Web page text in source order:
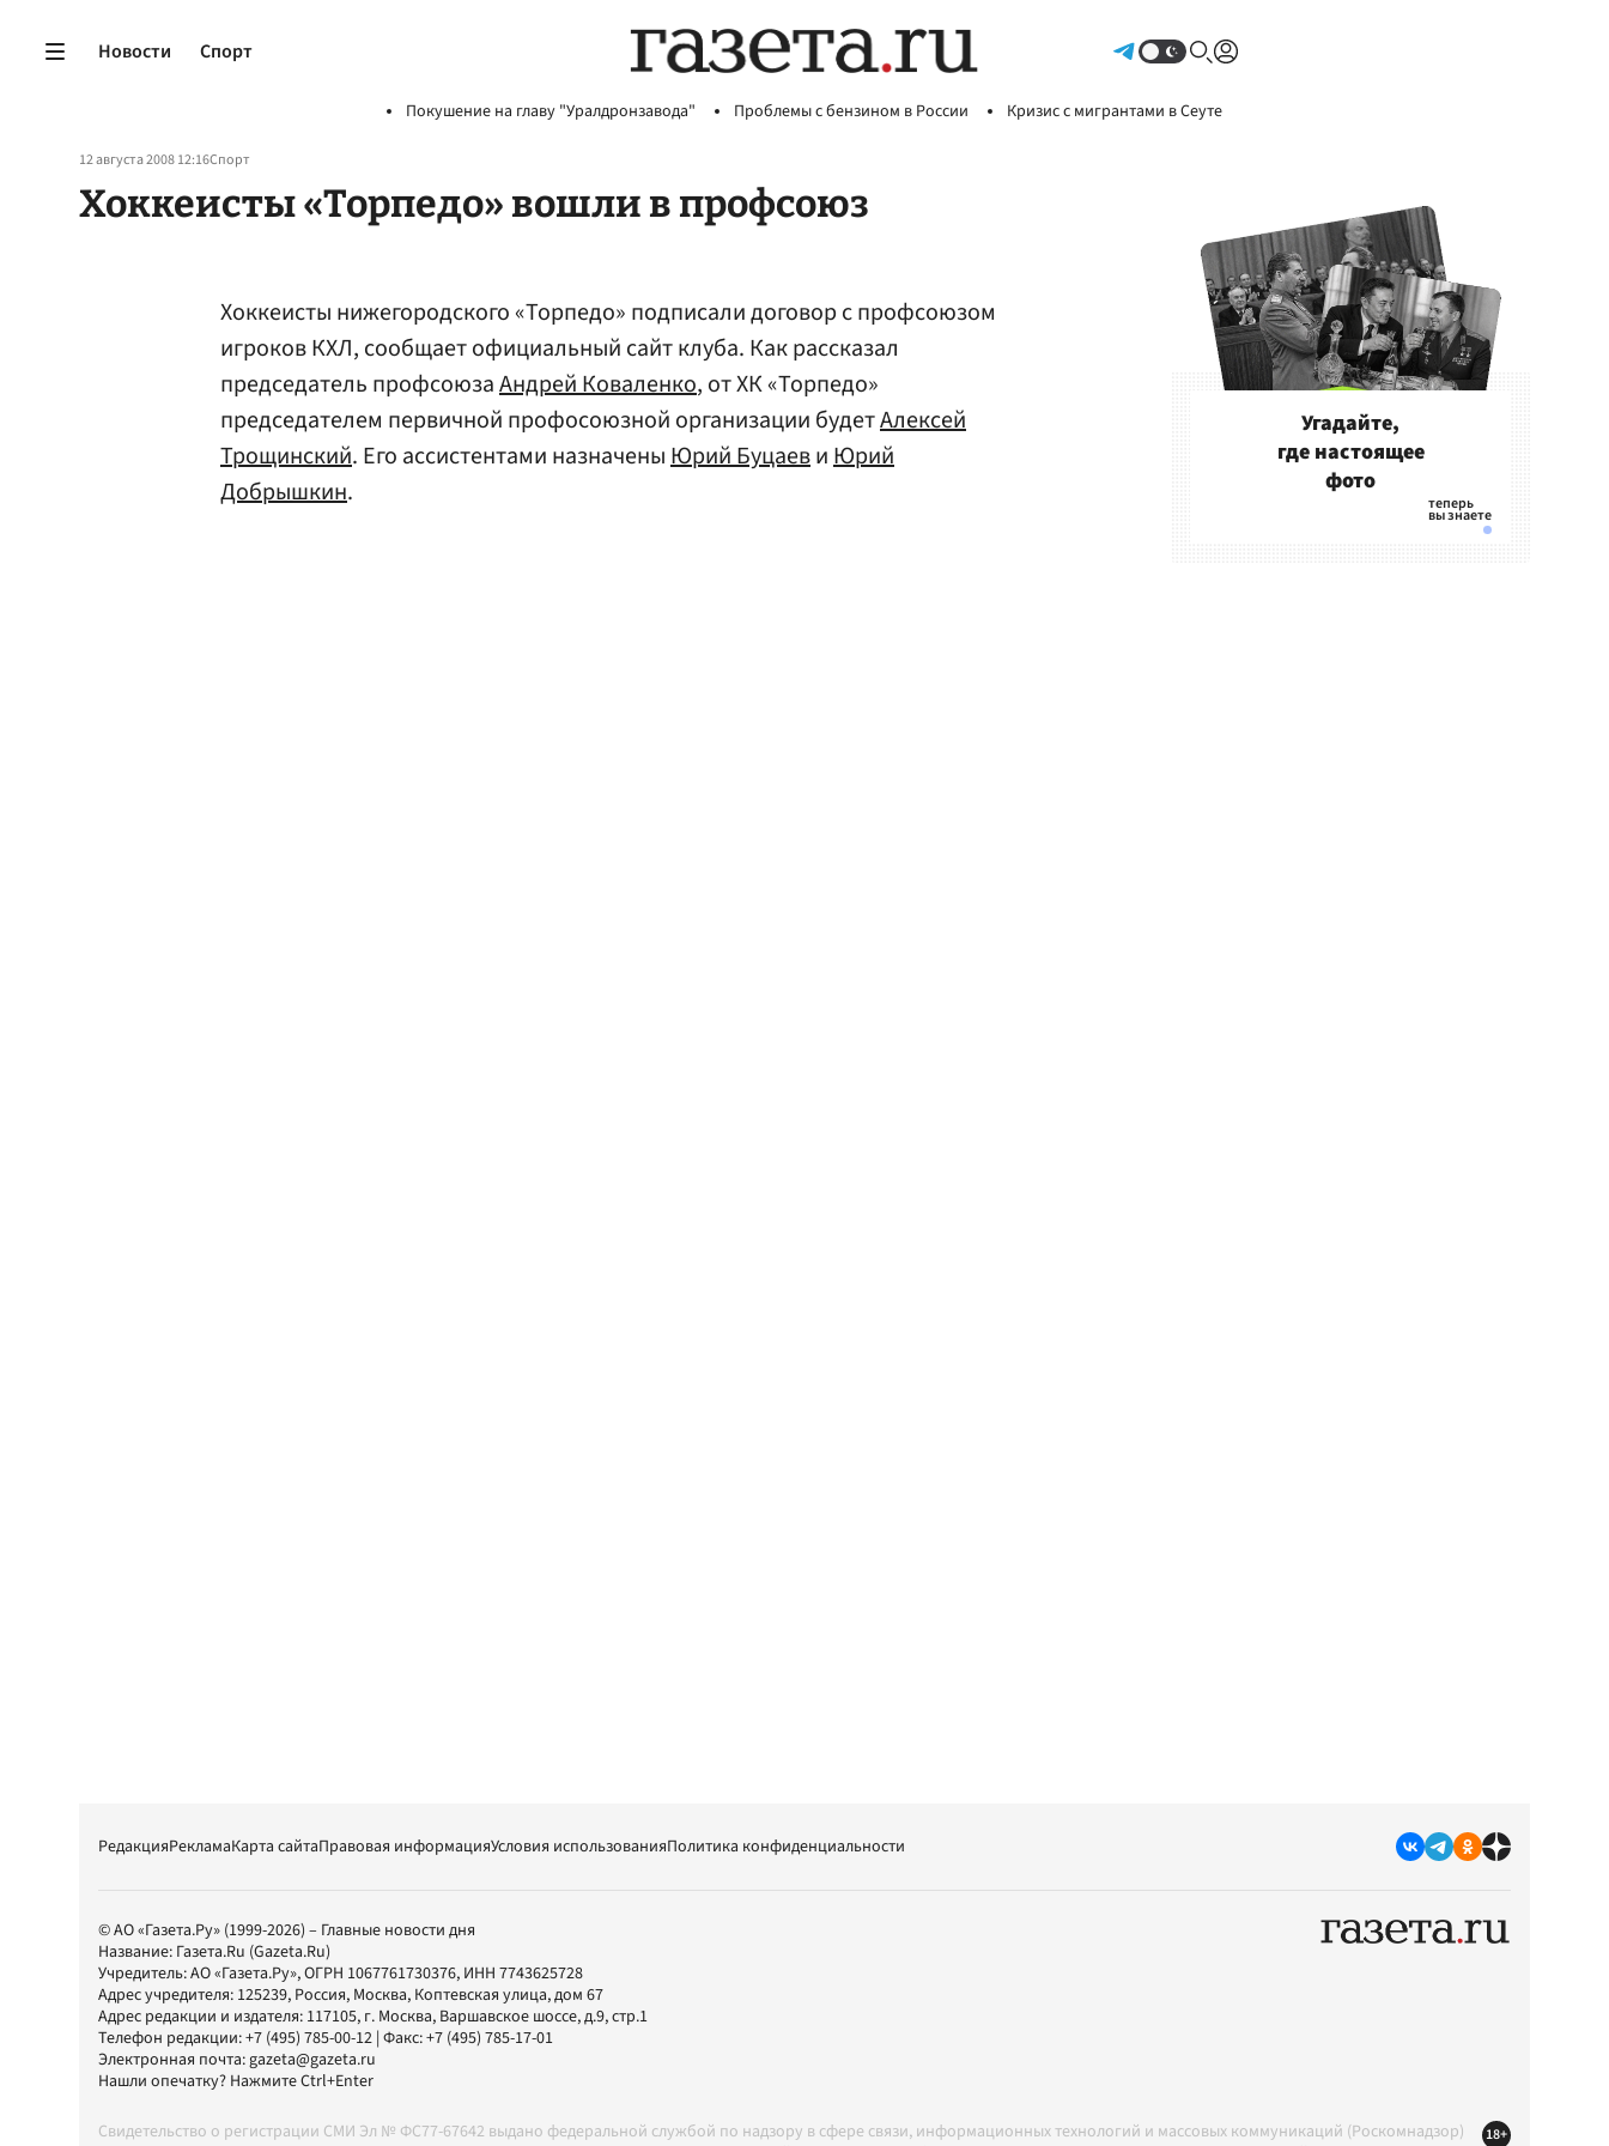
Новости Спорт
Покушение на главу "Уралдронзавода" Проблемы с бензином в России Кризис с мигрантами в Сеуте
12 августа 2008 12:16Спорт
Хоккеисты «Торпедо» вошли в профсоюз
Хоккеисты нижегородского «Торпедо» подписали договор с профсоюзом
игроков КХЛ, сообщает официальный сайт клуба. Как рассказал
председатель профсоюзаАндрей Коваленко, от ХК «Торпедо»
председателем первичной профосоюзной организации будетАлексей
Трощинский. Его ассистентами назначеныЮрий БуцаевиЮрий
Добрышкин.
Угадайте,
где настоящее
фото
РедакцияРекламаКарта сайтаПравовая информацияУсловия использованияПолитика конфиденциальности
© АО «Газета.Ру» (1999-2026) – Главные новости дня
Название: Газета.Ru (Gazeta.Ru)
Учредитель:АО «Газета.Ру», ОГРН 1067761730376, ИНН 7743625728
Адрес учредителя: 125239, Россия, Москва, Коптевская улица, дом 67
Адрес редакции и издателя: 117105, г. Москва, Варшавское шоссе, д.9, стр.1
Телефон редакции:+7 (495) 785-00-12 | Факс:+7 (495) 785-17-01
Электронная почта:gazeta@gazeta.ru
Нашли опечатку? Нажмите Ctrl+Enter
Свидетельство о регистрации СМИ Эл № ФС77-67642 выдано федеральной службой по надзору в сфере связи, информационных технологий и массовых коммуникаций (Роскомнадзор)
18+